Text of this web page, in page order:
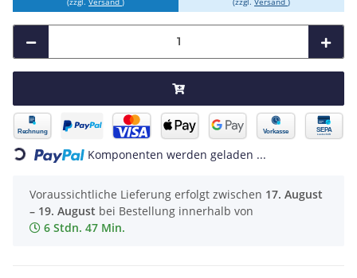
Loading... Komponenten werden geladen ...
Voraussichtliche Lieferung erfolgt zwischen 17. August
– 19. August bei Bestellung innerhalb von
6 Stdn. 47 Min.